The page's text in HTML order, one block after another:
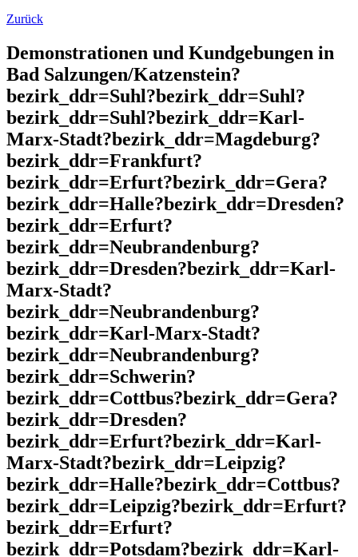
Zurück
Demonstrationen und Kundgebungen in
Bad Salzungen/Katzenstein?
bezirk_ddr=Suhl?bezirk_ddr=Suhl?
bezirk_ddr=Suhl?bezirk_ddr=Karl-
Marx-Stadt?bezirk_ddr=Magdeburg?
bezirk_ddr=Frankfurt?
bezirk_ddr=Erfurt?bezirk_ddr=Gera?
bezirk_ddr=Halle?bezirk_ddr=Dresden?
bezirk_ddr=Erfurt?
bezirk_ddr=Neubrandenburg?
bezirk_ddr=Dresden?bezirk_ddr=Karl-
Marx-Stadt?
bezirk_ddr=Neubrandenburg?
bezirk_ddr=Karl-Marx-Stadt?
bezirk_ddr=Neubrandenburg?
bezirk_ddr=Schwerin?
bezirk_ddr=Cottbus?bezirk_ddr=Gera?
bezirk_ddr=Dresden?
bezirk_ddr=Erfurt?bezirk_ddr=Karl-
Marx-Stadt?bezirk_ddr=Leipzig?
bezirk_ddr=Halle?bezirk_ddr=Cottbus?
bezirk_ddr=Leipzig?bezirk_ddr=Erfurt?
bezirk_ddr=Erfurt?
bezirk_ddr=Potsdam?bezirk_ddr=Karl-